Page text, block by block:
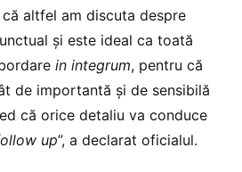
altfel am discuta despre
și este ideal ca toată
in integrum, pentru că
de importantă și de sensibilă
că orice detaliu va conduce
up”, a declarat oficialul.